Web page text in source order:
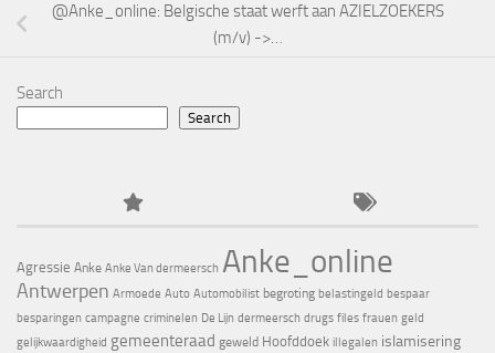
@Anke_online: Belgische staat werft aan AZIELZOEKERS
(m/v) ->…
Search
Search
Agressie Anke Anke Van dermeersch Anke_online
Antwerpen Armoede Auto Automobilist begroting belastingeld bespaar
besparingen campagne criminelen De Lijn dermeersch drugs files frauen geld
gelijkwaardigheid gemeenteraad geweld Hoofddoek illegalen islamisering